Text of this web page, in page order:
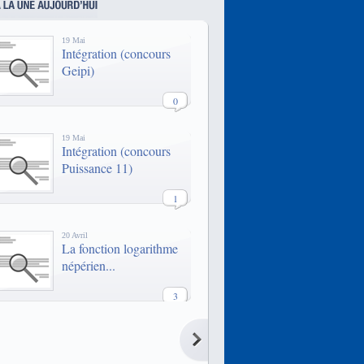
emplois à fort potentiel comparable
traditionnelles.
19 Mai
Intégration (concours
Geipi)
0
19 Mai
Intégration (concours
Puissance 11)
1
20 Avril
La fonction logarithme
népérien...
3